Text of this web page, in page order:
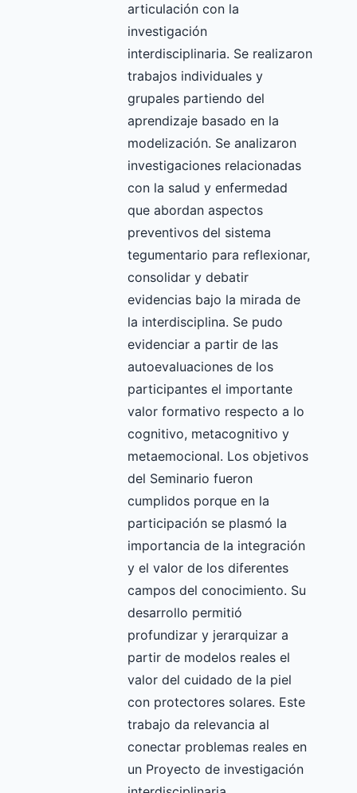
articulación con la
investigación
interdisciplinaria. Se realizaron
trabajos individuales y
grupales partiendo del
aprendizaje basado en la
modelización. Se analizaron
investigaciones relacionadas
con la salud y enfermedad
que abordan aspectos
preventivos del sistema
tegumentario para reflexionar,
consolidar y debatir
evidencias bajo la mirada de
la interdisciplina. Se pudo
evidenciar a partir de las
autoevaluaciones de los
participantes el importante
valor formativo respecto a lo
cognitivo, metacognitivo y
metaemocional. Los objetivos
del Seminario fueron
cumplidos porque en la
participación se plasmó la
importancia de la integración
y el valor de los diferentes
campos del conocimiento. Su
desarrollo permitió
profundizar y jerarquizar a
partir de modelos reales el
valor del cuidado de la piel
con protectores solares. Este
trabajo da relevancia al
conectar problemas reales en
un Proyecto de investigación